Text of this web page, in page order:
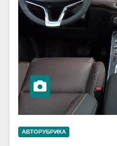
АВТОРУБРИКА